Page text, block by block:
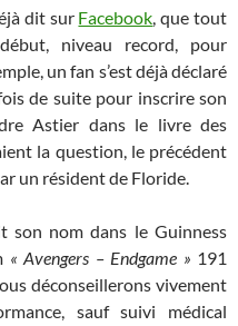
dit sur Facebook, que tout
niveau record, pour
un fan s’est déjà déclaré
de suite pour inscrire son
Astier dans le livre des
la question, le précédent
un résident de Floride.
son nom dans le Guinness
« Avengers – Endgame » 191
déconseillerons vivement
sauf suivi médical